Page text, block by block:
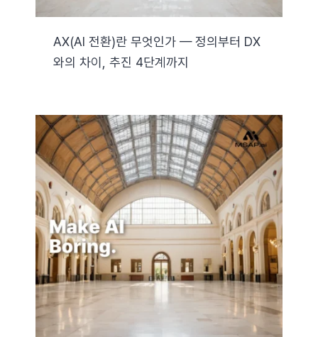
AX(AI 전환)란 무엇인가 — 정의부터 DX
와의 차이, 추진 4단계까지